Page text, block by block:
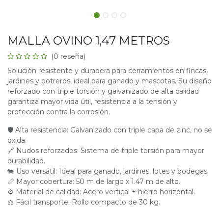
MALLA OVINO 1,47 METROS
(0 reseña)
Solución resistente y duradera para cerramientos en fincas,
jardines y potreros, ideal para ganado y mascotas. Su diseño
reforzado con triple torsión y galvanizado de alta calidad
garantiza mayor vida útil, resistencia a la tensión y
protección contra la corrosión.
🛡 Alta resistencia: Galvanizado con triple capa de zinc, no se
oxida.
🔗 Nudos reforzados: Sistema de triple torsión para mayor
durabilidad.
🐄 Uso versátil: Ideal para ganado, jardines, lotes y bodegas.
📏 Mayor cobertura: 50 m de largo x 1.47 m de alto.
⚙ Material de calidad: Acero vertical + hierro horizontal.
⚖ Fácil transporte: Rollo compacto de 30 kg.